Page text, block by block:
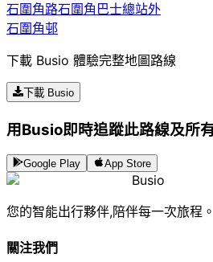
石圍角路石圍角巴士總站外
石圍角邨
下載 Busio 體驗完整地圖路線
下載 Busio
用Busio即時追蹤此路線及所
Google Play App Store
Busio
您的智能出行夥伴,陪伴每一次旅程。
關注我們